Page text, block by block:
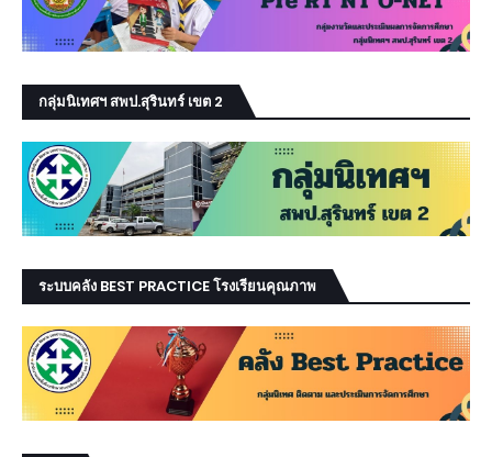
กลุ่มนิเทศฯ สพป.สุรินทร์ เขต 2
ระบบคลัง BEST PRACTICE โรงเรียนคุณภาพ